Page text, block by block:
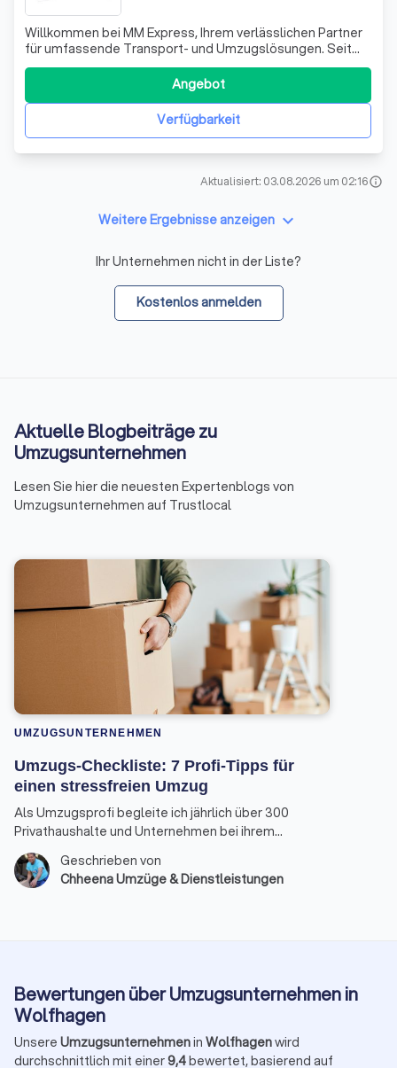
Willkommen bei MM Express, Ihrem verlässlichen Partner
für umfassende Transport- und Umzugslösungen. Seit
über zwei Jahrzehnten spezialisieren wir uns auf den
Transport und die Montage von Büromöbeln und haben
unsere Dienstleistungen stetig erweitert, um sowohl im
privaten als auch im gewerblichen B
Verfügbarkeit
Angebot
Aktualisiert: 03.08.2026 um 02:16info
Weitere Ergebnisse anzeigen keyboard_arrow_down
Ihr Unternehmen nicht in der Liste?
Kostenlos anmelden
Aktuelle Blogbeiträge zu
Umzugsunternehmen
Lesen Sie hier die neuesten Expertenblogs von
Umzugsunternehmen auf Trustlocal
UMZUGSUNTERNEHMEN
Umzugs-Checkliste: 7 Profi-Tipps für
einen stressfreien Umzug
Als Umzugsprofi begleite ich jährlich über 300
Privathaushalte und Unternehmen bei ihrem
Ortswechsel. Die gute Nachricht: Mit der richtigen
Umzugsplanung kann der Tag nahezu reibungslos
und entspannt ablaufen.
Geschrieben von
Chheena Umzüge & Dienstleistungen
Bewertungen über Umzugsunternehmen in
Wolfhagen
Unsere Umzugsunternehmenin Wolfhagenwird
durchschnittlich mit einer9,4bewertet, basierend auf